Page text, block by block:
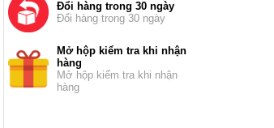
Đổi hàng trong 30 ngày
Đổi hàng trong 30 ngày
Mở hộp kiểm tra khi nhận
hàng
Mở hộp kiểm tra khi nhận
hàng